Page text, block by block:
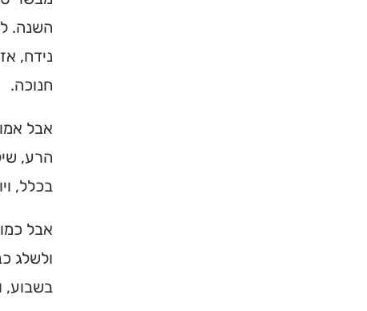
השנה.
נידח,
חנוכה.
אבל
הרע,
בכלל,
אבל
ולשלג
בשבוע,